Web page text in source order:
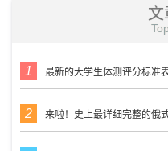
文
最新的大学生体测评分标准
来啦！史上最详细完整的俄